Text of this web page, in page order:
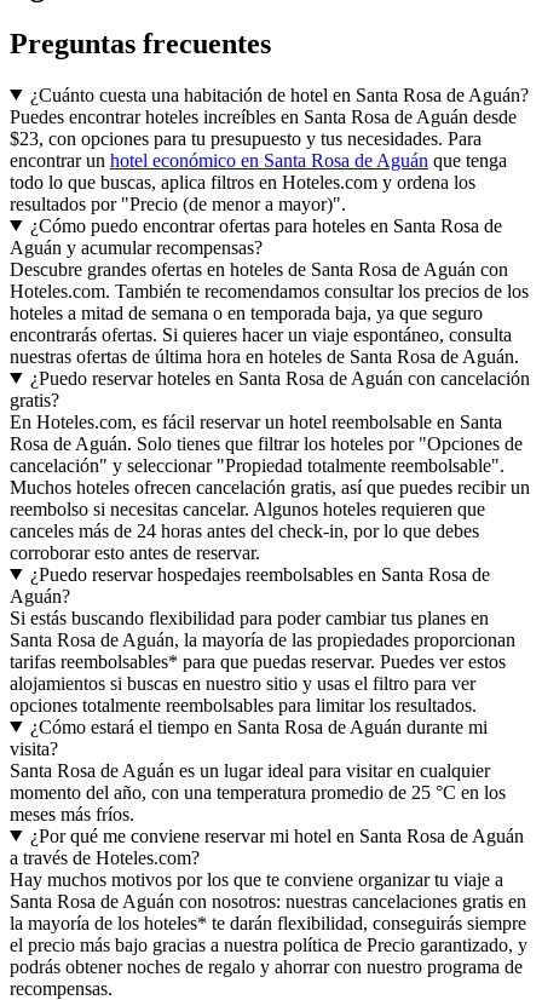
Preguntas frecuentes
¿Cuánto cuesta una habitación de hotel en Santa Rosa de Aguán?
Puedes encontrar hoteles increíbles en Santa Rosa de Aguán desde
$23, con opciones para tu presupuesto y tus necesidades. Para
encontrar un hotel económico en Santa Rosa de Aguán que tenga
todo lo que buscas, aplica filtros en Hoteles.com y ordena los
resultados por "Precio (de menor a mayor)".
¿Cómo puedo encontrar ofertas para hoteles en Santa Rosa de
Aguán y acumular recompensas?
Descubre grandes ofertas en hoteles de Santa Rosa de Aguán con
Hoteles.com. También te recomendamos consultar los precios de los
hoteles a mitad de semana o en temporada baja, ya que seguro
encontrarás ofertas. Si quieres hacer un viaje espontáneo, consulta
nuestras ofertas de última hora en hoteles de Santa Rosa de Aguán.
¿Puedo reservar hoteles en Santa Rosa de Aguán con cancelación
gratis?
En Hoteles.com, es fácil reservar un hotel reembolsable en Santa
Rosa de Aguán. Solo tienes que filtrar los hoteles por "Opciones de
cancelación" y seleccionar "Propiedad totalmente reembolsable".
Muchos hoteles ofrecen cancelación gratis, así que puedes recibir un
reembolso si necesitas cancelar. Algunos hoteles requieren que
canceles más de 24 horas antes del check-in, por lo que debes
corroborar esto antes de reservar.
¿Puedo reservar hospedajes reembolsables en Santa Rosa de
Aguán?
Si estás buscando flexibilidad para poder cambiar tus planes en
Santa Rosa de Aguán, la mayoría de las propiedades proporcionan
tarifas reembolsables* para que puedas reservar. Puedes ver estos
alojamientos si buscas en nuestro sitio y usas el filtro para ver
opciones totalmente reembolsables para limitar los resultados.
¿Cómo estará el tiempo en Santa Rosa de Aguán durante mi
visita?
Santa Rosa de Aguán es un lugar ideal para visitar en cualquier
momento del año, con una temperatura promedio de 25 °C en los
meses más fríos.
¿Por qué me conviene reservar mi hotel en Santa Rosa de Aguán
a través de Hoteles.com?
Hay muchos motivos por los que te conviene organizar tu viaje a
Santa Rosa de Aguán con nosotros: nuestras cancelaciones gratis en
la mayoría de los hoteles* te darán flexibilidad, conseguirás siempre
el precio más bajo gracias a nuestra política de Precio garantizado, y
podrás obtener noches de regalo y ahorrar con nuestro programa de
recompensas.